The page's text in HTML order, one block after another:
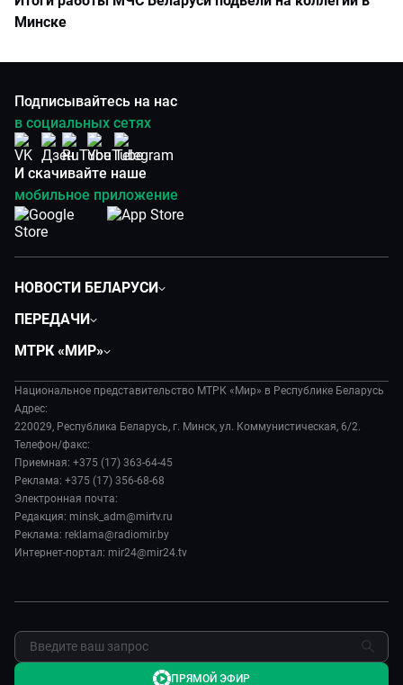
Минске
Подписывайтесь на нас
в социальных сетях
И скачивайте наше
мобильное приложение
НОВОСТИ БЕЛАРУСИ
Экономика
Происшествия
Наука и технологии
Здоровье и медицина
Авто
Культура
Спорт
ПЕРЕДАЧИ
Все как у людей
Вместе выгодно
Евразия. Культурно
Евразия. Регионы
Наши иностранцы
Пять причин поехать в...
Сделано в Содружестве
МТРК «МИР»
История
Руководство
Лица мира
Новости
Пресса о нас
Карьера
Реклама
Национальное представительство МТРК «Мир» в Республике Беларусь
Адрес:
220029, Республика Беларусь, г. Минск, ул. Коммунистическая, 6/2.
Телефон/факс:
Приемная: +375 (17) 363-64-45
Реклама: +375 (17) 356-68-68
Электронная почта:
Редакция: minsk_adm@mirtv.ru
Реклама: reklama@radiomir.by
Интернет-портал: mir24@mir24.tv
ПРЯМОЙ ЭФИР